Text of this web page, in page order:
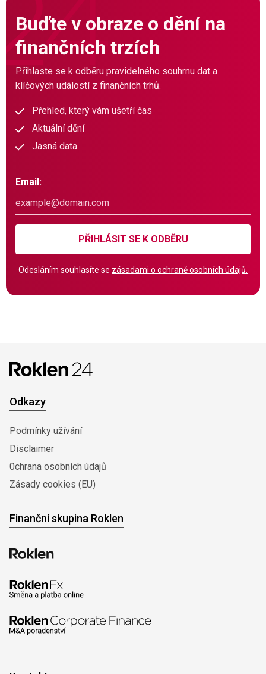
Buďte v obraze o dění na
finančních trzích
Přihlaste se k odběru pravidelného souhrnu dat a
klíčových událostí z finančních trhů.
Přehled, který vám ušetří čas
Aktuální dění
Jasná data
Email:
PŘIHLÁSIT SE K ODBĚRU
Odesláním souhlasíte se zásadami o ochraně osobních údajů.
Odkazy
Podmínky užívání
Disclaimer
0chrana osobních údajů
Zásady cookies (EU)
Finanční skupina Roklen